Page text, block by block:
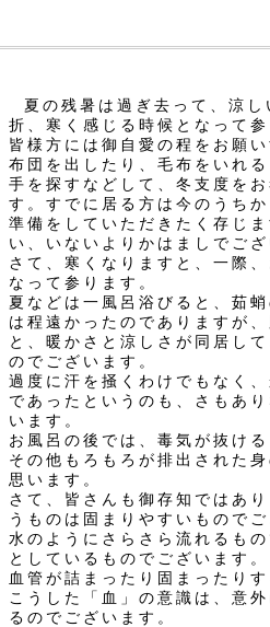
夏の残暑は過ぎ去って、涼
折、寒く感じる時候となって参
皆様方には御自愛の程をお願
布団を出したり、毛布をいれ
手を探すなどして、冬支度を
す。すでに居る方は今のうち
準備をしていただきたく存じ
い、いないよりかはましでござ
さて、寒くなりますと、一際
なって参ります。
夏などは一風呂浴びると、茹
は程遠かったのでありますが
と、暖かさと涼しさが同居し
のでございます。
過度に汗を掻くわけでもなく
であったというのも、さもあ
います。
お風呂の後では、毒気が抜け
その他もろもろが排出された
思います。
さて、皆さんも御存知ではあ
うものは固まりやすいものでご
水のようにさらさら流れるも
としているものでございます。
血管が詰まったり固まったり
こうした「血」の意識は、意
るのでございます。